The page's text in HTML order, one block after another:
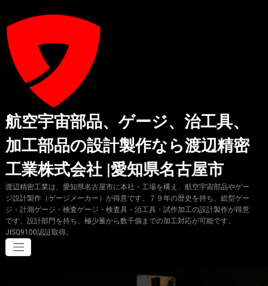
テ
航空宇宙部品、ゲージ、治工具、
加工部品の設計製作なら渡辺精密
工業株式会社 |愛知県名古屋市
渡辺精密工業は、愛知県名古屋市に本社・工場を構え、航空宇宙部品やゲー
ジ設計製作（ゲージメーカー）が得意です。７９年の歴史を持ち、総型ゲー
ジ・計測ゲージ・検査ゲージ・検査具・治工具・試作加工の設計製作が得意
です。設計部門を持ち、極少量から数千個までの加工対応が可能です。
JISQ9100認証取得。